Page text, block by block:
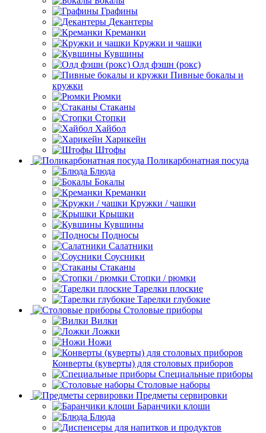
Графины
Декантеры
Креманки
Кружки и чашки
Кувшины
Олд фэшн (рокс)
Пивные бокалы и
кружки
Рюмки
Стаканы
Стопки
Хайбол
Харикейн
Штофы
Поликарбонатная посуда
Блюда
Бокалы
Креманки
Кружки / чашки
Крышки
Кувшины
Подносы
Салатники
Соусники
Стаканы
Стопки / рюмки
Тарелки плоские
Тарелки глубокие
Столовые приборы
Вилки
Ложки
Ножи
Конверты (куверты) для столовых приборов
Специальные приборы
Столовые наборы
Предметы сервировки
Баранчики клоши
Блюда